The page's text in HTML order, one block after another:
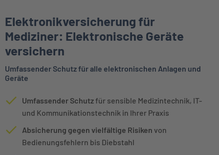
Elektronikversicherung für
Mediziner: Elektronische Geräte
versichern
Umfassender Schutz für alle elektronischen Anlagen und
Geräte
Umfassender Schutzfür sensible Medizintechnik, IT-
und Kommunikationstechnik in Ihrer Praxis
Absicherung gegen vielfältige Risiken von
Bedienungsfehlern bis Diebstahl